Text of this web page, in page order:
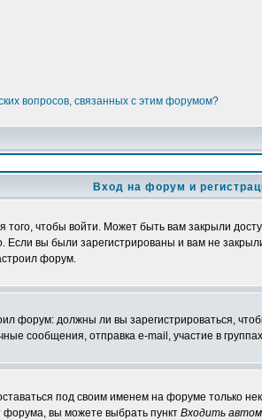
вопросов, связанных с этим форумом?
Вход на форум и
чтобы войти. Может быть вам закрыли
вы были зарегистрированы и вам не
форум.
форум: должны ли вы зарегистрироваться,
сообщения, отправка e-mail, участие в
под своим именем на форуме только
форума, вы можете выбрать пункт Входить